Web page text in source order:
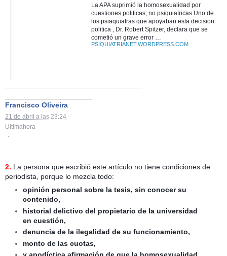
La APA suprimió la homosexualidad por
cuestiones politicas; no psiquiatricas Uno de
los psiaquiatras que apoyaban esta decision
politica , Dr. Robert Spitzer, declara que se
cometió un grave error …
PSIQUIATRIANET.WORDPRESS.COM
Francisco Oliveira
21 de abril a las 23:24 ·
Ultimahora
·
2. La persona que escribió este artículo no tiene condiciones de
periodista, porque lo mezcla todo:
opinión personal sobre la tesis, sin conocer su
contenido,
historial delictivo del propietario de la universidad
en cuestión,
denuncia de la ilegalidad de su funcionamiento,
monto de las cuotas,